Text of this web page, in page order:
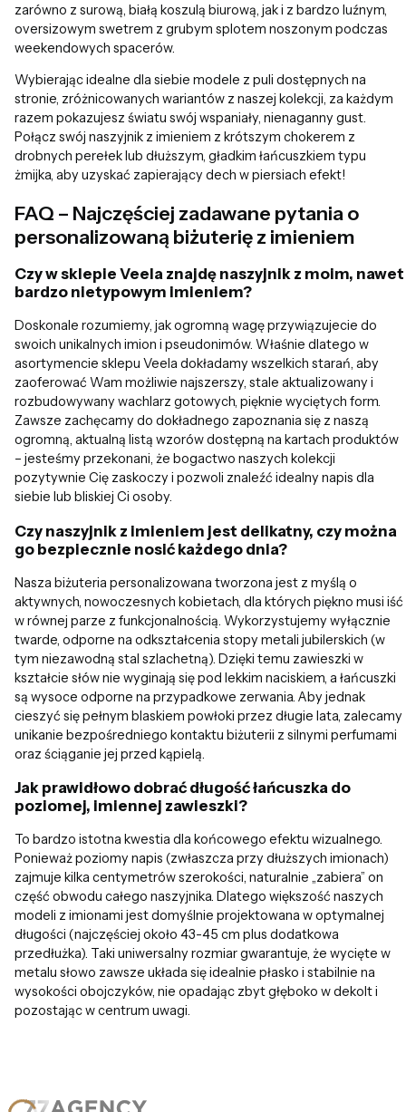
zarówno z surową, białą koszulą biurową, jak i z bardzo luźnym,
oversizowym swetrem z grubym splotem noszonym podczas
weekendowych spacerów.
Wybierając idealne dla siebie modele z puli dostępnych na
stronie, zróżnicowanych wariantów z naszej kolekcji, za każdym
razem pokazujesz światu swój wspaniały, nienaganny gust.
Połącz swój naszyjnik z imieniem z krótszym chokerem z
drobnych perełek lub dłuższym, gładkim łańcuszkiem typu
żmijka, aby uzyskać zapierający dech w piersiach efekt!
FAQ – Najczęściej zadawane pytania o
personalizowaną biżuterię z imieniem
Czy w sklepie Veela znajdę naszyjnik z moim, nawet
bardzo nietypowym imieniem?
Doskonale rozumiemy, jak ogromną wagę przywiązujecie do
swoich unikalnych imion i pseudonimów. Właśnie dlatego w
asortymencie sklepu Veela dokładamy wszelkich starań, aby
zaoferować Wam możliwie najszerszy, stale aktualizowany i
rozbudowywany wachlarz gotowych, pięknie wyciętych form.
Zawsze zachęcamy do dokładnego zapoznania się z naszą
ogromną, aktualną listą wzorów dostępną na kartach produktów
– jesteśmy przekonani, że bogactwo naszych kolekcji
pozytywnie Cię zaskoczy i pozwoli znaleźć idealny napis dla
siebie lub bliskiej Ci osoby.
Czy naszyjnik z imieniem jest delikatny, czy można
go bezpiecznie nosić każdego dnia?
Nasza biżuteria personalizowana tworzona jest z myślą o
aktywnych, nowoczesnych kobietach, dla których piękno musi iść
w równej parze z funkcjonalnością. Wykorzystujemy wyłącznie
twarde, odporne na odkształcenia stopy metali jubilerskich (w
tym niezawodną stal szlachetną). Dzięki temu zawieszki w
kształcie słów nie wyginają się pod lekkim naciskiem, a łańcuszki
są wysoce odporne na przypadkowe zerwania. Aby jednak
cieszyć się pełnym blaskiem powłoki przez długie lata, zalecamy
unikanie bezpośredniego kontaktu biżuterii z silnymi perfumami
oraz ściąganie jej przed kąpielą.
Jak prawidłowo dobrać długość łańcuszka do
poziomej, imiennej zawieszki?
To bardzo istotna kwestia dla końcowego efektu wizualnego.
Ponieważ poziomy napis (zwłaszcza przy dłuższych imionach)
zajmuje kilka centymetrów szerokości, naturalnie „zabiera” on
część obwodu całego naszyjnika. Dlatego większość naszych
modeli z imionami jest domyślnie projektowana w optymalnej
długości (najczęściej około 43-45 cm plus dodatkowa
przedłużka). Taki uniwersalny rozmiar gwarantuje, że wycięte w
metalu słowo zawsze układa się idealnie płasko i stabilnie na
wysokości obojczyków, nie opadając zbyt głęboko w dekolt i
pozostając w centrum uwagi.